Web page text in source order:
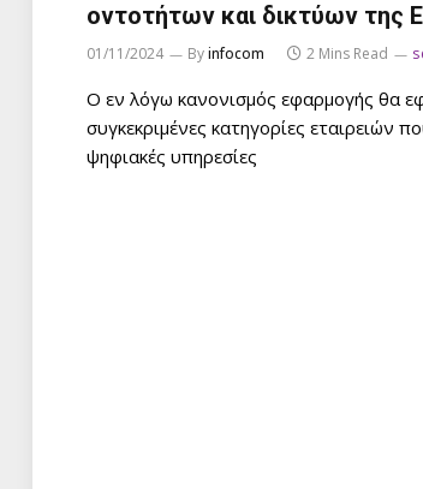
οντοτήτων και δικτύων της
01/11/2024 Byinfocom 2 Mins Read
Ο εν λόγω κανονισμός εφαρμογής θα
συγκεκριμένες κατηγορίες εταιρειών
ψηφιακές υπηρεσίες